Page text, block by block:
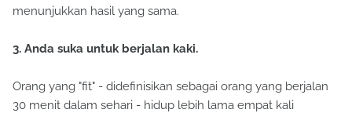
menunjukkan hasil yang sama.
3. Anda suka untuk berjalan kaki.
Orang yang "fit" - didefinisikan sebagai orang yang berjalan
30 menit dalam sehari - hidup lebih lama empat kali